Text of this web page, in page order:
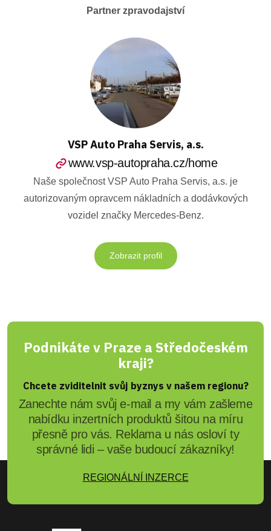
Partner zpravodajství
VSP Auto Praha Servis, a.s.
www.vsp-autopraha.cz/home
Naše společnost VSP Auto Praha Servis, a.s. je
autorizovaným opravcem nákladních a dodávkových
vozidel značky Mercedes-Benz.
Zobrazit profil
Podnikáte v Praze a Středočeském
kraji?
Chcete zviditelnit svůj byznys v našem regionu?
Zanechte nám svůj e-mail a my vám zašleme
nabídku inzertních produktů šitou na míru
přesně pro vás. Reklama u nás osloví ty
správné lidi – vaše budoucí zákazníky!
REGIONÁLNÍ INZERCE